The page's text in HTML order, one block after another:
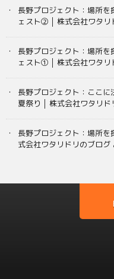
長野プロジェクト：場所を
ェスト② │ 株式会社ワタリ
長野プロジェクト：場所を
ェスト① │ 株式会社ワタリ
長野プロジェクト：ここに
夏祭り │ 株式会社ワタリド
長野プロジェクト：場所を
式会社ワタリドリのブログ